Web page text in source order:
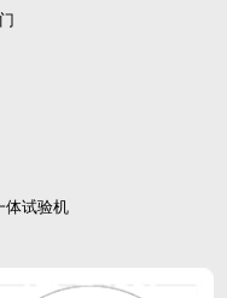
体试验机